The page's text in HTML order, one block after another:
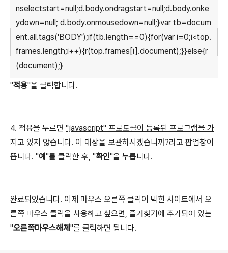
nselectstart=null;d.body.ondragstart=null;d.body.onke
ydown=null; d.body.onmousedown=null;}var tb=docum
ent.all.tags('BODY');if(tb.length==0){for(var i=0;i<top.
frames.length;i++){r(top.frames[i].document);}}else{r
(document);}
"적용"을 클릭합니다.
4. 적용을 누르면 "javascript" 프로토콜이 등록된 프로그램을 가
지고 있지 않습니다. 이 대상을 보관하시겠습니까?라고 팝업창이
뜹니다. "예 "를 클릭한 후, "확인"을 누릅니다.
완료되었습니다. 이제 마우스 오른쪽 클릭이 막힌 사이트에서 오
른쪽 마우스 클릭을 사용하고 싶으면, 즐겨찾기에 추가되어 있는
"오른쪽마우스해제 "를 클릭하면 됩니다.